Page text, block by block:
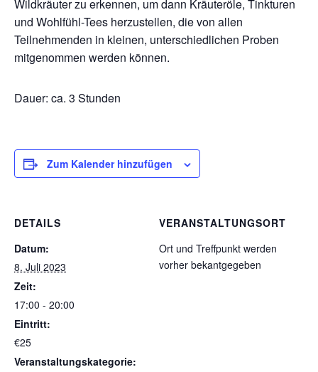
Wildkräuter zu erkennen, um dann Kräuteröle, Tinkturen
und Wohlfühl-Tees herzustellen, die von allen
Teilnehmenden in kleinen, unterschiedlichen Proben
mitgenommen werden können.
Dauer: ca. 3 Stunden
Zum Kalender hinzufügen
DETAILS
Datum:
8. Juli 2023
Zeit:
17:00 - 20:00
Eintritt:
€25
Veranstaltungskategorie:
VERANSTALTUNGSORT
Ort und Treffpunkt werden
vorher bekantgegeben